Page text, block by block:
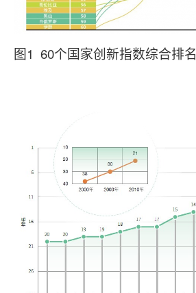
图1 60个国家创新指数综合排名